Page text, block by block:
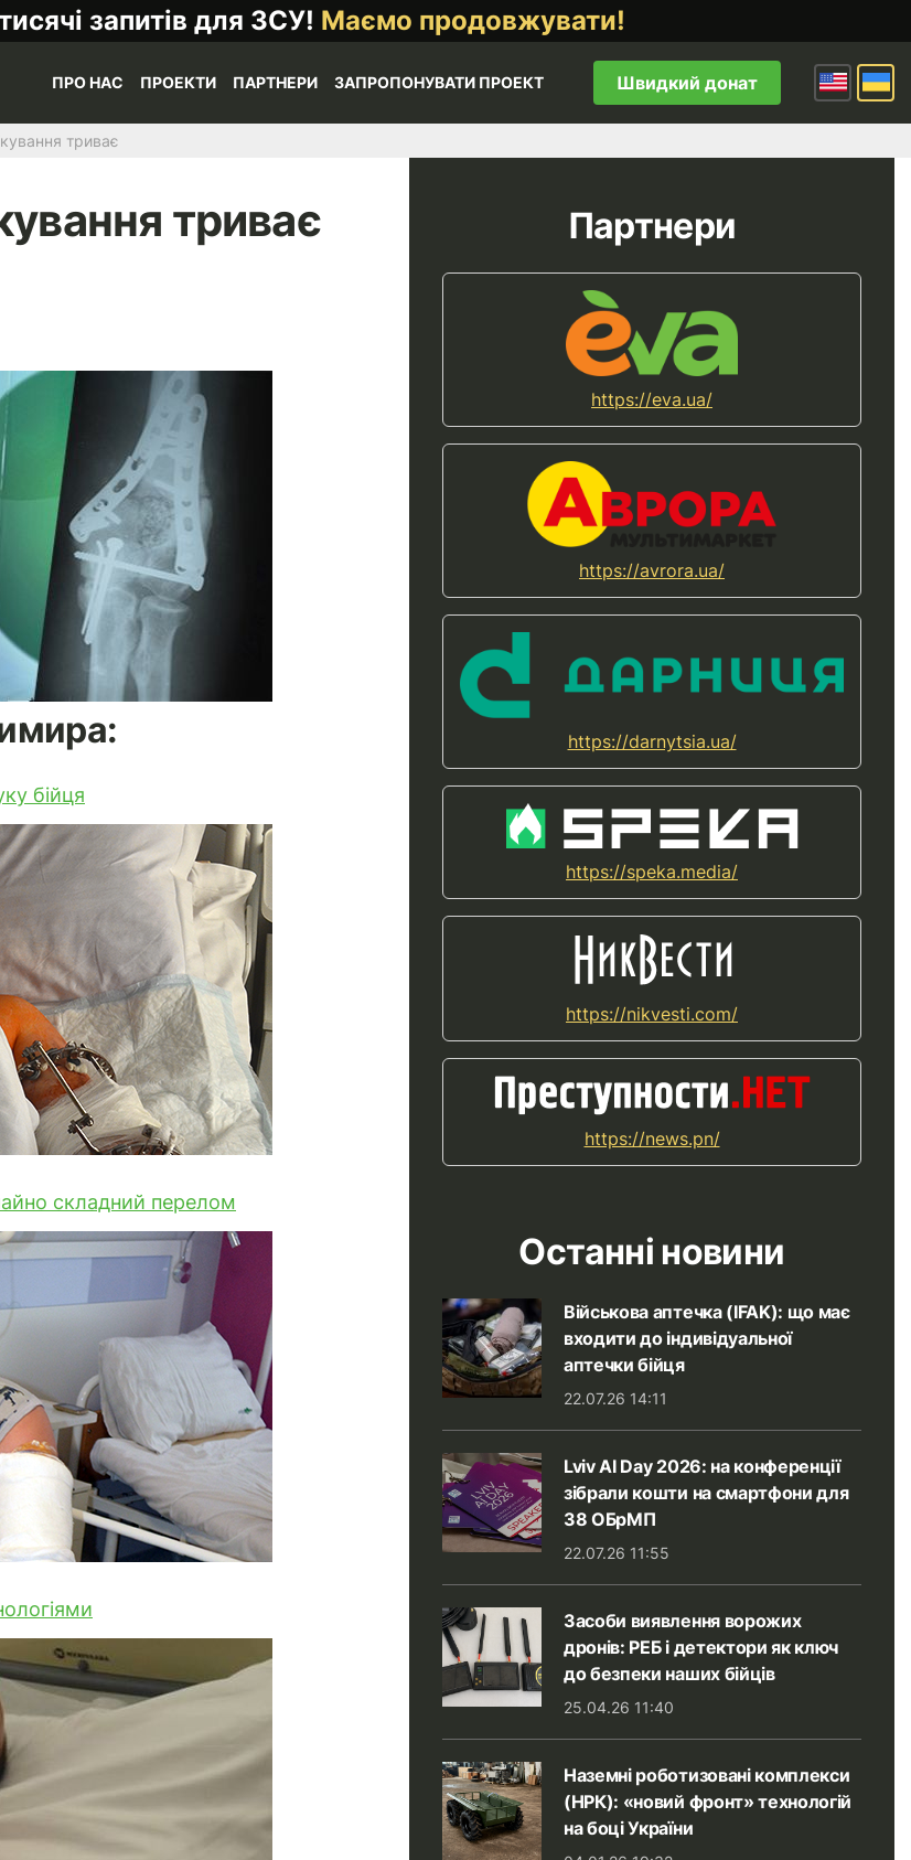
запитів для ЗСУ! Маємо продовжувати!
ПРО НАС ПРОЕКТИ ПАРТНЕРИ ЗАПРОПОНУВАТИ ПРОЕКТ Швидкий донат
триває
триває
бійця
складний перелом
Партнери
https://eva.ua/
https://avrora.ua/
https://darnytsia.ua/
https://speka.media/
https://nikvesti.com/
https://news.pn/
Останні новини
Військова аптечка (IFAK): що має
входити до індивідуальної
аптечки бійця
22.07.26 14:11
Lviv AI Day 2026: на конференції
зібрали кошти на смартфони для
38 ОБрМП
22.07.26 11:55
Засоби виявлення ворожих
дронів: РЕБ і детектори як ключ
до безпеки наших бійців
25.04.26 11:40
Наземні роботизовані комплекси
(НРК): «новий фронт» технологій
на боці України